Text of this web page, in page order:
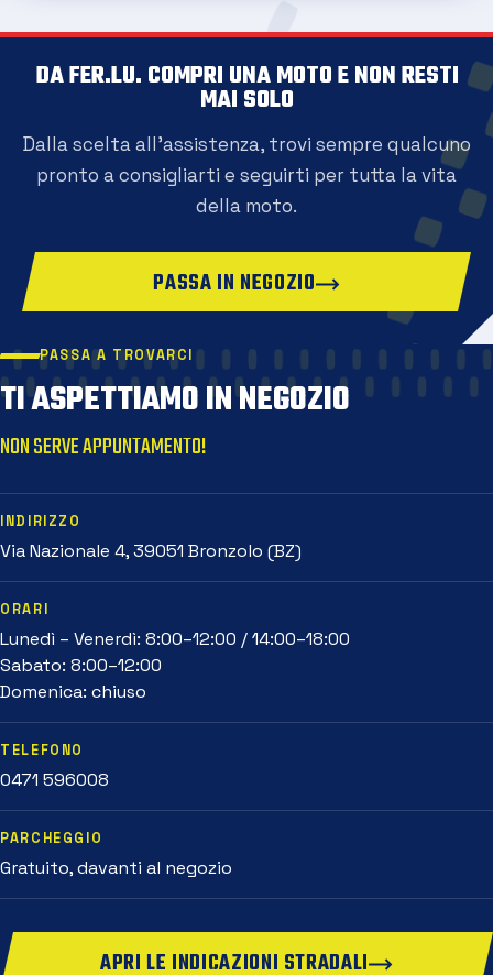
DA FER.LU. COMPRI UNA MOTO E NON RESTI
MAI SOLO
Dalla scelta all'assistenza, trovi sempre qualcuno
pronto a consigliarti e seguirti per tutta la vita
della moto.
PASSA IN NEGOZIO
PASSA A TROVARCI
TI ASPETTIAMO IN NEGOZIO
NON SERVE APPUNTAMENTO!
INDIRIZZO
Via Nazionale 4, 39051 Bronzolo (BZ)
ORARI
Lunedì – Venerdì: 8:00–12:00 / 14:00–18:00
Sabato: 8:00–12:00
Domenica: chiuso
TELEFONO
0471 596008
PARCHEGGIO
Gratuito, davanti al negozio
APRI LE INDICAZIONI STRADALI